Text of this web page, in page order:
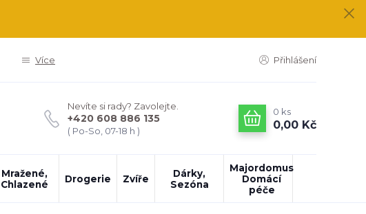
Více Přihlášení
Nevíte si rady? Zavolejte.
+420 608 886 135
( Po-So, 07-18 h )
0 ks
0,00 Kč
Mražené,
Chlazené
Drogerie Zvíře
Dárky,
Sezóna
Majordomus
Domácí
péče